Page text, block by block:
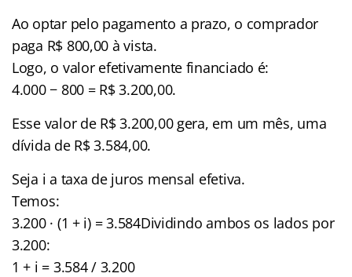
Ao optar pelo pagamento a prazo, o comprador
paga R$ 800,00 à vista.
Logo, o valor efetivamente financiado é:
4.000 − 800 = R$ 3.200,00.
Esse valor de R$ 3.200,00 gera, em um mês, uma
dívida de R$ 3.584,00.
Seja i a taxa de juros mensal efetiva.
Temos:
3.200 · (1 + i) = 3.584Dividindo ambos os lados por
3.200:
1 + i = 3.584 / 3.200